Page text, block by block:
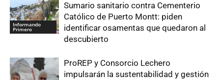
Informando
Primero
Sumario sanitario contra Cementerio
Católico de Puerto Montt: piden
identificar osamentas que quedaron al
descubierto
ProREP y Consorcio Lechero
impulsarán la sustentabilidad y gestión